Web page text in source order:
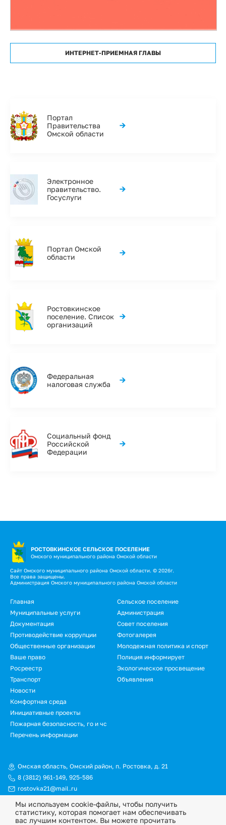
ИНТЕРНЕТ-ПРИЕМНАЯ ГЛАВЫ
Портал
Правительства
Омской области
→
Электронное
правительство.
Госуслуги
→
Портал Омской
области
→
Ростовкинское
поселение. Список
организаций
→
Федеральная
налоговая служба
→
Социальный фонд
Российской
Федерации
→
РОСТОВКИНСКОЕ СЕЛЬСКОЕ ПОСЕЛЕНИЕ
Омского муниципального района Омской области
Сайт Омского муниципального района Омской области. © 2026г.
Все права защищены.
Администрация Омского муниципального района Омской области
Подвал
Главная
Сельское поселение
Муниципальные услуги
Администрация
Документация
Совет поселения
Противодействие коррупции
Фотогалерея
Общественные организации
Молодежная политика и спорт
Ваше право
Полиция информирует
Росреестр
Экологическое просвещение
Транспорт
Объявления
Новости
Омская область, Омский район, п. Ростовка, д. 21
8 (3812) 961-149, 925-586
rostovka21@mail.ru
Подвал.
Дополнительное
меню
Комфортная среда
Инициативные проекты
Пожарная безопасность, го и чс
Перечень информации
© Официальный сайт Ростовкинского сельского поселения
Омского муниципального района Омской области, 2026
Мы используем cookie-файлы, чтобы получить
статистику, которая помогает нам обеспечивать
вас лучшим контентом. Вы можете прочитать